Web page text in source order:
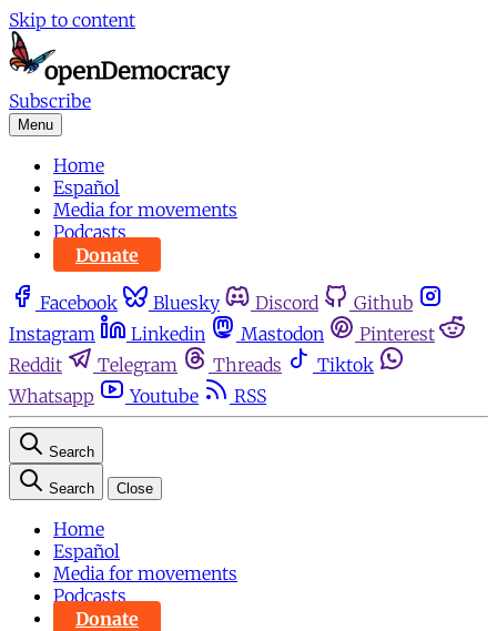
Skip to content
Subscribe
Menu
Home
Español
Media for movements
Podcasts
Donate
Facebook Bluesky Discord
Github
Instagram
Linkedin Mastodon
Pinterest
Reddit
Telegram Threads
Tiktok
Whatsapp
Youtube RSS
Search
Search Close
Home
Español
Media for movements
Podcasts
Donate